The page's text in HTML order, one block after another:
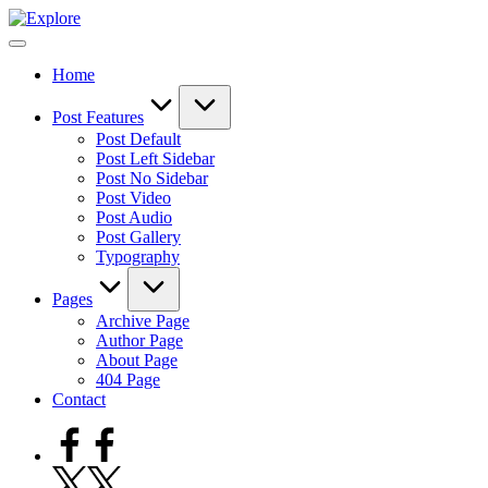
Skip
to
Home
Post Features
Post Default
Post Left Sidebar
Post No Sidebar
Post Video
Post Audio
Post Gallery
Typography
Pages
Archive Page
Author Page
About Page
404 Page
Contact
Facebook
Twitter